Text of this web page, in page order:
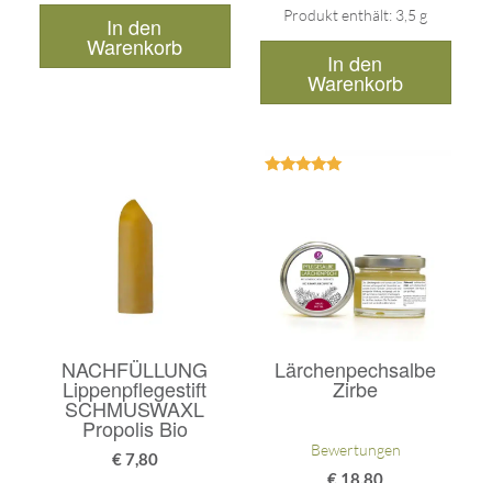
In den
Warenkorb
Produkt enthält: 3,5 g
In den
Warenkorb
NACHFÜLLUNG
Lippenpflegestift
SCHMUSWAXL
Propolis Bio
€7,80
Lärchenpechsalbe
Zirbe
Bewertungen
€ 18,80